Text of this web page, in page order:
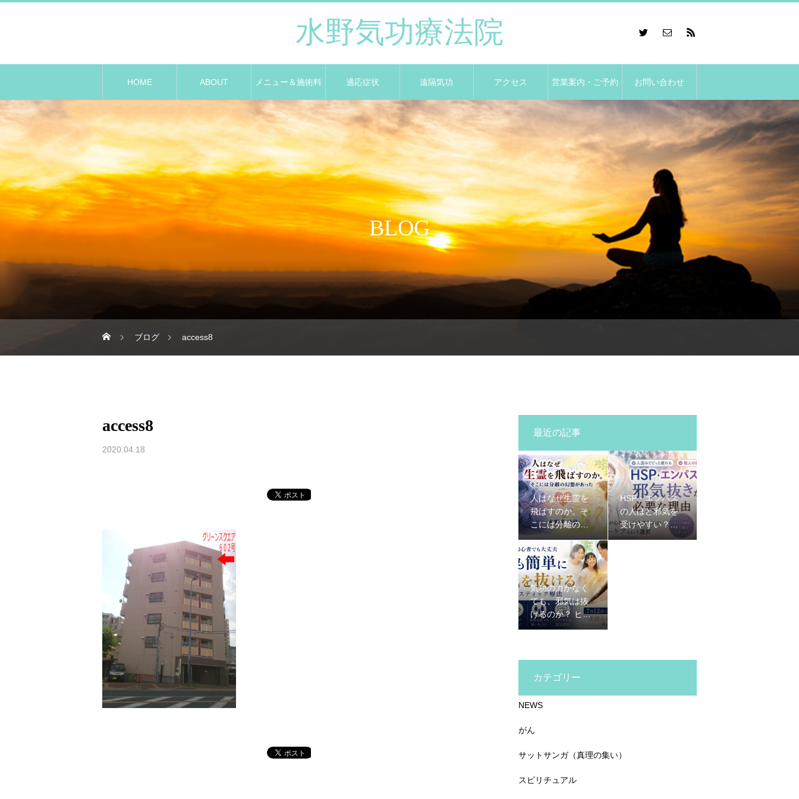
水野気功療法院
HOME ABOUT メニュー＆施術料 適応症状 遠隔気功 アクセス 営業案内・ご予約 お問い合わせ
BLOG
ブログ access8
access8
2020.04.18
最近の記事
人はなぜ生霊を
飛ばすのか。そ
こには分離の幻
想があった
HSP・エンパス
の人ほど邪気を
受けやすい？人
混みで疲れる本
気功の力がなく
ても、邪気は抜
けるのか？ ヒー
リングスティッ
カテゴリー
NEWS
がん
サットサンガ（真理の集い）
スピリチュアル